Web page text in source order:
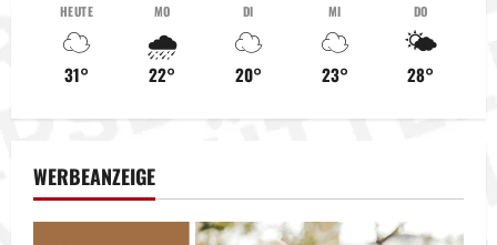
g
HEUTE
☁️
31°
MO
🌧️
22°
DI
☁️
20°
MI
☁️
23°
DO
🌤️
28°
WERBEANZEIGE